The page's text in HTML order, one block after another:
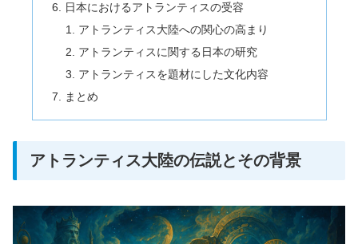
日本におけるアトランティスの受容
アトランティス大陸への関心の高まり
アトランティスに関する日本の研究
アトランティスを題材にした文化内容
まとめ
アトランティス大陸の伝説とその背景